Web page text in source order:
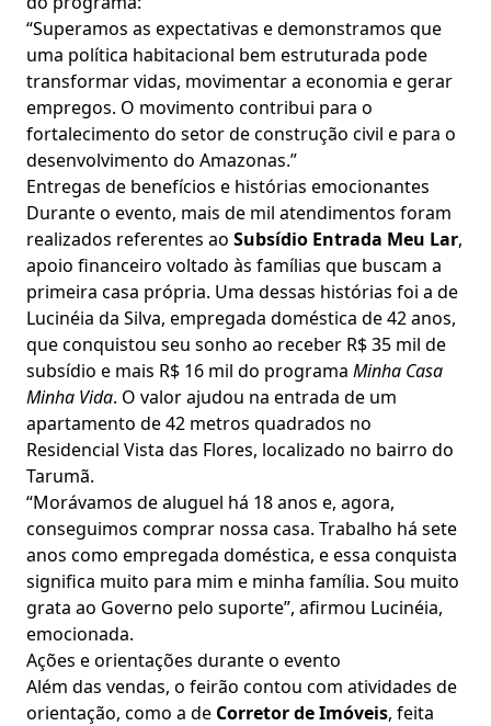
“Superamos as expectativas e demonstramos que
uma política habitacional bem estruturada pode
transformar vidas, movimentar a economia e gerar
empregos. O movimento contribui para o
fortalecimento do setor de construção civil e para o
desenvolvimento do Amazonas.”
Entregas de benefícios e histórias emocionantes
Durante o evento, mais de mil atendimentos foram
realizados referentes ao Subsídio Entrada Meu Lar,
apoio financeiro voltado às famílias que buscam a
primeira casa própria. Uma dessas histórias foi a de
Lucinéia da Silva, empregada doméstica de 42 anos,
que conquistou seu sonho ao receber R$ 35 mil de
subsídio e mais R$ 16 mil do programa Minha Casa
Minha Vida. O valor ajudou na entrada de um
apartamento de 42 metros quadrados no
Residencial Vista das Flores, localizado no bairro do
Tarumã.
“Morávamos de aluguel há 18 anos e, agora,
conseguimos comprar nossa casa. Trabalho há sete
anos como empregada doméstica, e essa conquista
significa muito para mim e minha família. Sou muito
grata ao Governo pelo suporte”, afirmou Lucinéia,
emocionada.
Ações e orientações durante o evento
Além das vendas, o feirão contou com atividades de
orientação, como a de Corretor de Imóveis, feita